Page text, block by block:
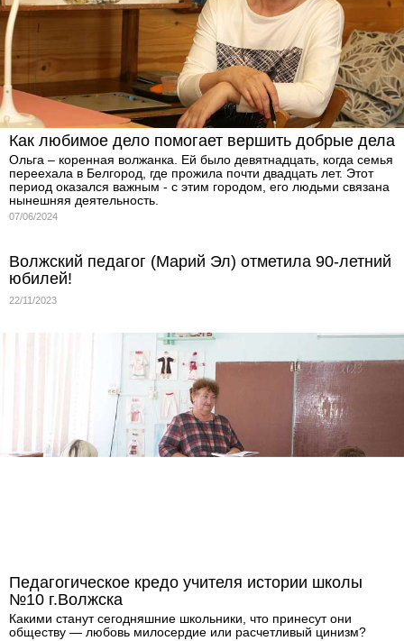
Как любимое дело помогает вершить добрые дела
Ольга – коренная волжанка. Ей было девятнадцать, когда семья
переехала в Белгород, где прожила почти двадцать лет. Этот
период оказался важным - с этим городом, его людьми связана
нынешняя деятельность.
07/06/2024
Волжский педагог (Марий Эл) отметила 90-летний
юбилей!
22/11/2023
Педагогическое кредо учителя истории школы
№10 г.Волжска
Какими станут сегодняшние школьники, что принесут они
обществу — любовь милосердие или расчетливый цинизм?